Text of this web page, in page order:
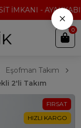
İMKANI -
0
Eşofman Takım
2'li Takım
FIRSAT
HIZLI KARGO
×